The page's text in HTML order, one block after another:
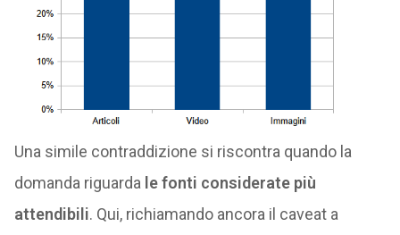
Una simile contraddizione si riscontra quando la
domanda riguardale fonti considerate più
attendibili. Qui, richiamando ancora il caveat a